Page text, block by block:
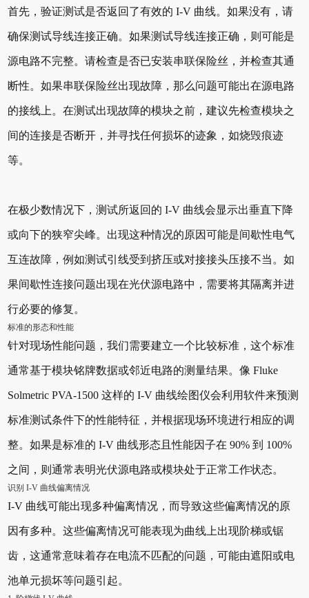
首先，验证测试是否返回了有效的 I-V 曲线。如果没有，请
确保测试导线连接正确。如果测试导线连接正确，则可能是
源电路不完整。请检查是否已安装串联保险丝，并检查其通
断性。如果串联保险丝出现故障，那么问题可能出在源电路
的接线上。在测试出现故障的模块之前，建议先检查模块之
间的连接是否断开，并寻找任何损坏的迹象，如烧毁痕迹
等。
在极少数情况下，测试所返回的 I-V 曲线会显示出垂直下降
或向下的狭窄尖峰。出现这种情况的原因可能是间歇性电气
互连故障，例如测试引线受到挤压或对接接头压接不当。如
果间歇性连接问题出现在光伏源电路中，需要将其隔离并进
行必要的修复。
标准的形态和性能
针对现场性能问题，我们需要建立一个比较标准，这个标准
通常基于模块铭牌数据或邻近电路的测量结果。像 Fluke
Solmetric PVA-1500 这样的 I-V 曲线绘图仪会利用软件来预测
标准测试条件下的性能特征，并根据现场环境进行相应的调
整。如果是标准的 I-V 曲线形态且性能因子在 90% 到 100%
之间，则通常表明光伏源电路或模块处于正常工作状态。
识别 I-V 曲线偏离情况
I-V 曲线可能出现多种偏离情况，而导致这些偏离情况的原
因有多种。这些偏离情况可能表现为曲线上出现阶梯或锯
齿，这通常意味着存在电流不匹配的问题，可能由遮阳或电
池单元损坏等问题引起。